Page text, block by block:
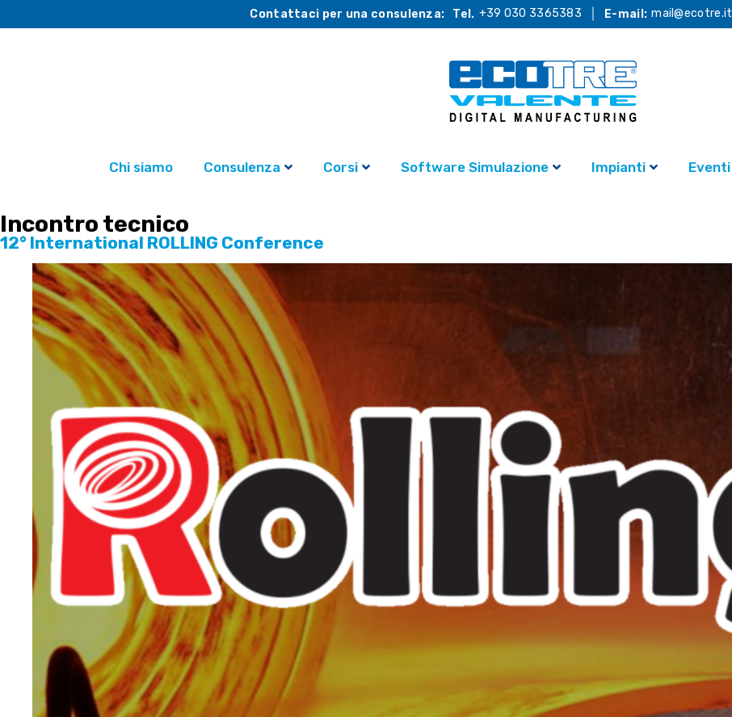
Contattaci per una consulenza: Tel. +39 030 3365383 E-mail: mail@ecotre.it
Chi siamo Consulenza Corsi Software Simulazione Impianti Eventi
Incontro tecnico
12° International ROLLING Conference